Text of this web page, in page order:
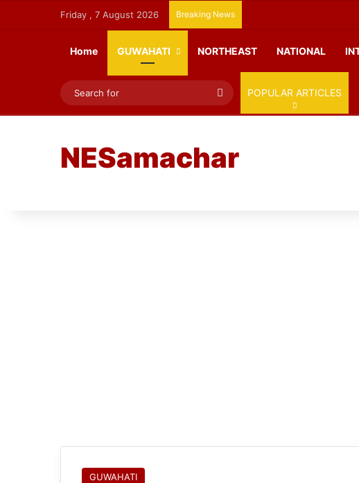
Friday , 7 August 2026 Breaking News
Home GUWAHATI NORTHEAST NATIONAL
Search
for
POPULAR ARTICLES
NESamachar
GUWAHATI